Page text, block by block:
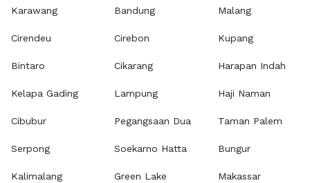
Karawang
Cirendeu
Bintaro
Kelapa Gading
Cibubur
Serpong
Kalimalang
Bandung
Cirebon
Cikarang
Lampung
Pegangsaan Dua
Soekarno Hatta
Green Lake
Malang
Kupang
Harapan Indah
Haji Naman
Taman Palem
Bungur
Makassar